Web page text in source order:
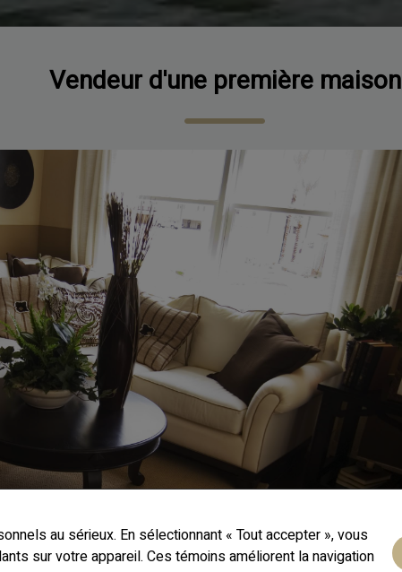
au sérieux. En sélectionnant « Tout accepter », vous
sur votre appareil. Ces témoins améliorent la navigation
Vendeur d'une première maison